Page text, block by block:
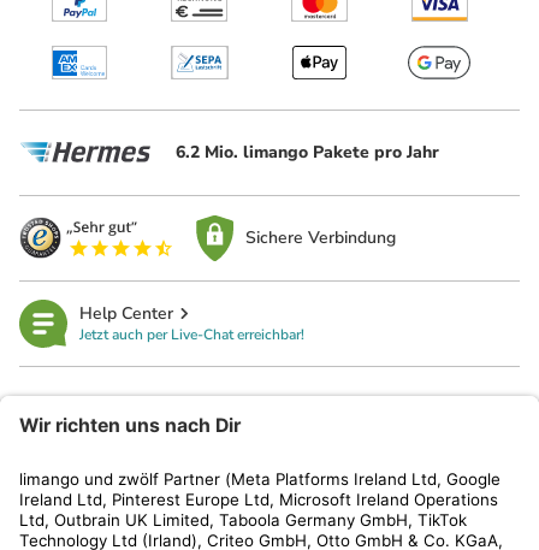
6.2 Mio. limango Pakete pro Jahr
Sichere Verbindung
Help Center
Jetzt auch per Live-Chat erreichbar!
Kundenservice